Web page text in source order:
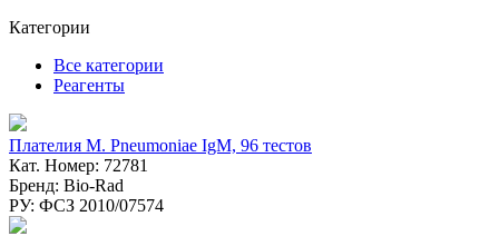
Категории
Все категории
Реагенты
Плателия M. Pneumoniae IgM, 96 тестов
Кат. Номер: 72781
Бренд: Bio-Rad
РУ: ФСЗ 2010/07574